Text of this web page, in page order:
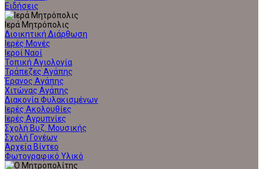
Ειδήσεις
Ιερά Μητρόπολις
Διοικητική Διάρθωση
Ιερές Μονές
Ιεροί Ναοί
Τοπική Αγιολογία
Τράπεζες Αγάπης
Έρανος Αγάπης
Χιτώνας Αγάπης
Διακονία Φυλακισμένων
Ιερές Ακολουθίες
Ιερές Αγρυπνίες
Σχολή Βυζ. Μουσικής
Σχολή Γονέων
Αρχεία Βίντεο
Φωτογραφικό Υλικό